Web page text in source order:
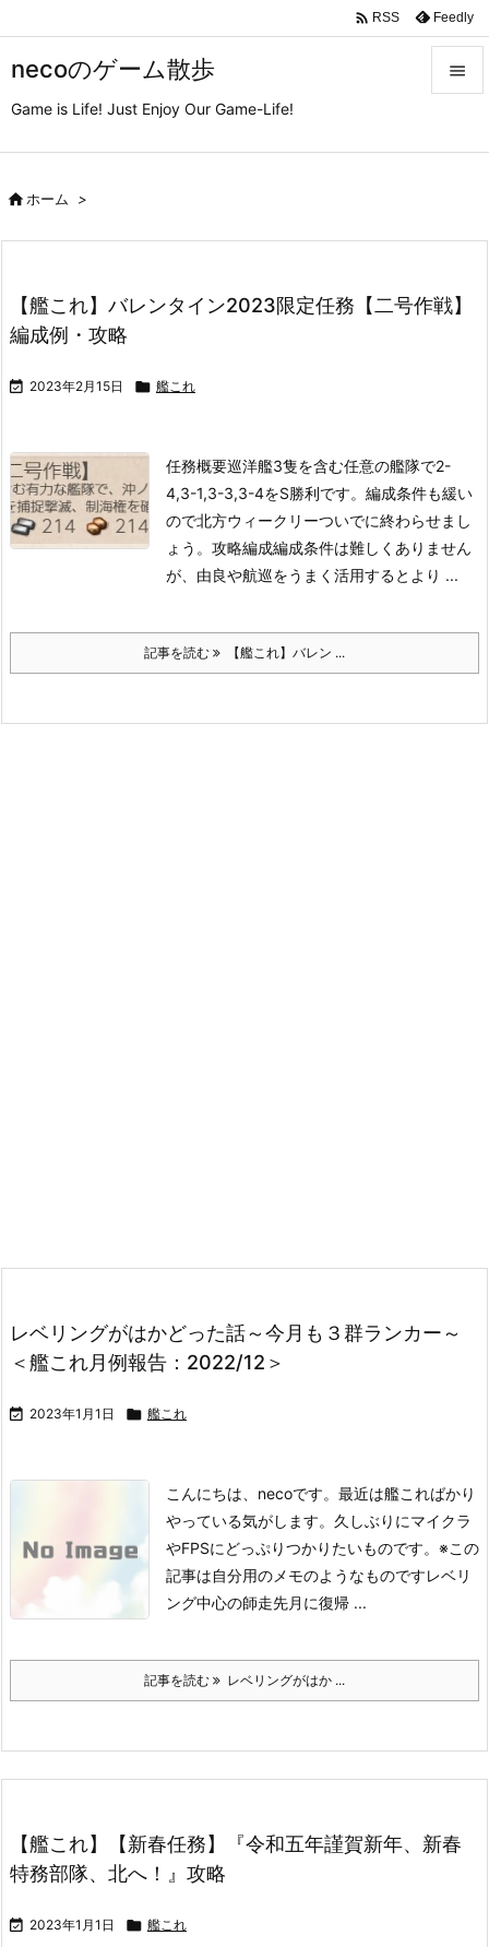
necoのゲーム散歩
Game is Life! Just Enjoy Our Game-Life!

次へ
 RSS Feedly
ホーム >
【艦これ】バレンタイン2023限定任務【二号作戦】
編成例・攻略
 2023年2月15日  艦これ
任務概要巡洋艦3隻を含む任意の艦隊で2-
4,3-1,3-3,3-4をS勝利です。 編成条件も緩い
ので北方ウィークリーついでに終わらせまし
ょう。 攻略編成編成条件は難しくありません
が、由良や航巡をうまく活用するとより ...
記事を読む 【艦これ】バレン ...
レベリングがはかどった話～今月も３群ランカー～
＜艦これ月例報告：2022/12＞
 2023年1月1日  艦これ
こんにちは、necoです。 最近は艦こればかり
やっている気がします。久しぶりにマイクラ
やFPSにどっぷりつかりたいものです。 ※この
記事は自分用のメモのようなものですレベリ
ング中心の師走先月に復帰 ...
記事を読む レベリングがはか ...
【艦これ】【新春任務】『令和五年謹賀新年、新春
特務部隊、北へ！』攻略
 2023年1月1日  艦これ